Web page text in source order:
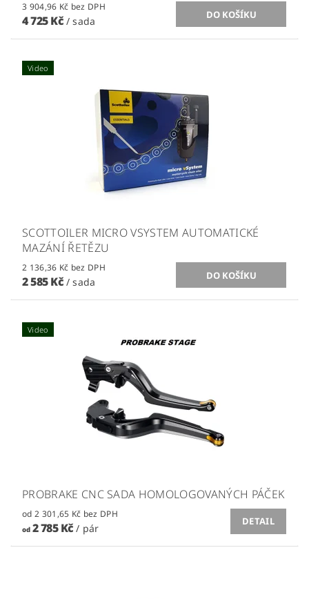
3 904,96 Kč bez DPH
4 725 Kč / sada
Video
SCOTTOILER MICRO VSYSTEM AUTOMATICKÉ
MAZÁNÍ ŘETĚZU
2 136,36 Kč bez DPH
2 585 Kč / sada
Video
PROBRAKE CNC SADA HOMOLOGOVANÝCH PÁČEK
od 2 301,65 Kč bez DPH
od2 785 Kč/ pár
DETAIL